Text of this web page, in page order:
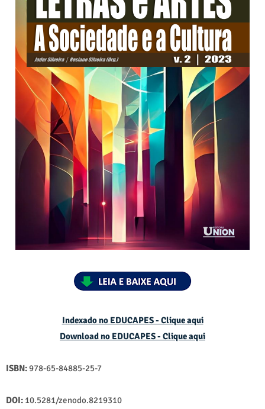
Indexado no EDUCAPES - Clique aqui
Download no EDUCAPES - Clique aqui
ISBN:978-65-84885-25-7
DOI: 10.5281/zenodo.8219310